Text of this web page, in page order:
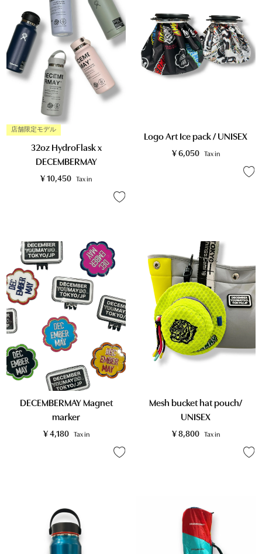
店舗限定モデル
32oz HydroFlask x
DECEMBERMAY
¥ 10,450 Tax in
Logo Art Ice pack / UNISEX
¥ 6,050 Tax in
DECEMBERMAY Magnet
marker
¥ 4,180 Tax in
Mesh bucket hat pouch/
UNISEX
¥ 8,800 Tax in